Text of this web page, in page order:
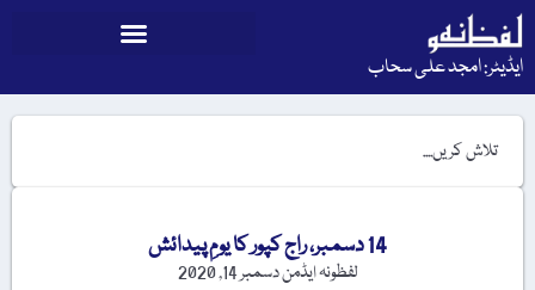
ایڈیٹر: امجد علی سحاب
14 دسمبر، راج کپور کا یومِ پیدائش
لفظونہ ایڈمندسمبر 14, 2020